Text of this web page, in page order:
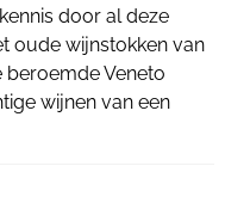
door al deze
oude wijnstokken van
beroemde Veneto
wijnen van een